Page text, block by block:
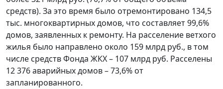
средств). За это время было отремонтировано 134,5
тыс. многоквартирных домов, что составляет 99,6%
домов, заявленных к ремонту. На расселение ветхого
жилья было направлено около 159 млрд руб., в том
числе средств Фонда ЖКХ – 107 млрд руб. Расселены
12 376 аварийных домов – 73,6% от
запланированного.